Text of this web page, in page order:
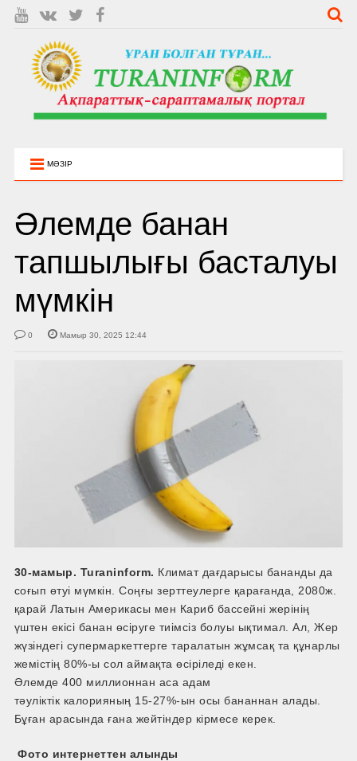
МӘЗІР
Әлемде банан
тапшылығы басталуы
мүмкін
0 Мамыр 30, 2025 12:44
30-мамыр. Turaninform. Климат дағдарысы бананды да
соғып өтуі мүмкін. Соңғы зерттеулерге қарағанда, 2080ж.
қарай Латын Америкасы мен Кариб бассейні жерінің
үштен екісі банан өсіруге тиімсіз болуы ықтимал. Ал, Жер
жүзіндегі супермаркеттерге таралатын жұмсақ та құнарлы
жемістің 80%-ы сол аймақта өсіріледі екен.
Әлемде 400 миллионнан аса адам
тәуліктік калорияның 15-27%-ын осы бананнан алады.
Бұған арасында ғана жейтіндер кірмесе керек.
Фото интернеттен алынды